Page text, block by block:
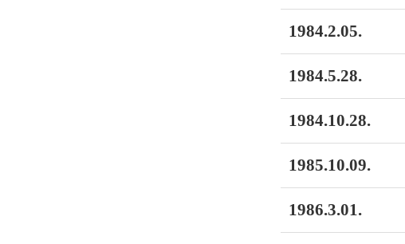
1984.2.05.
1984.5.28.
1984.10.28.
1985.10.09.
1986.3.01.